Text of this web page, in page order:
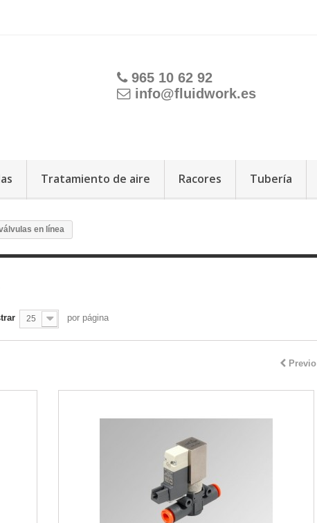
965 10 62 92
info@fluidwork.es
Tratamiento de aire Racores Tubería
en línea
25 por página
Previo